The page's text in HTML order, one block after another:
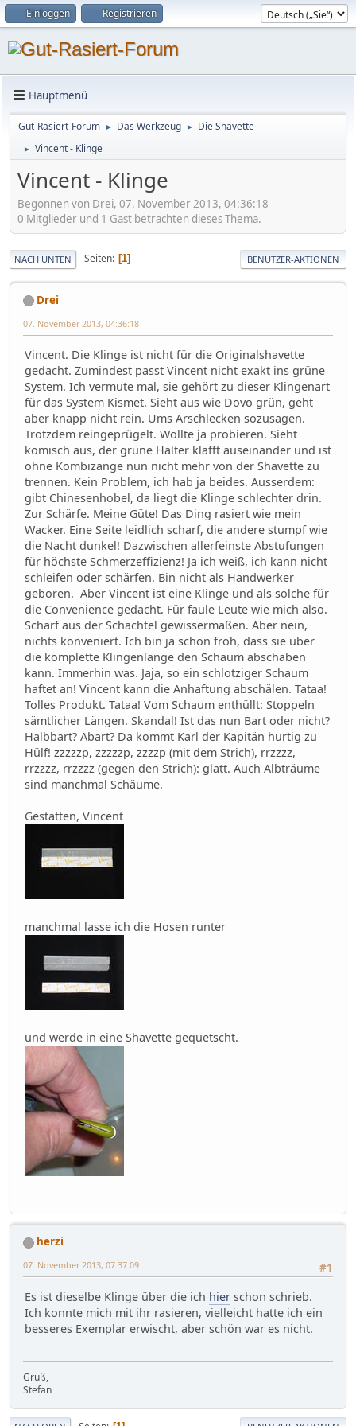
Einloggen Registrieren
Hauptmenü
Gut-Rasiert-Forum ► Das Werkzeug ► Die Shavette
► Vincent - Klinge
Vincent - Klinge
Begonnen von Drei, 07. November 2013, 04:36:18
0 Mitglieder und 1 Gast betrachten dieses Thema.
NACH UNTEN Seiten 1 BENUTZER-AKTIONEN
Drei
07. November 2013, 04:36:18
Vincent. Die Klinge ist nicht für die Originalshavette
gedacht. Zumindest passt Vincent nicht exakt ins grüne
System. Ich vermute mal, sie gehört zu dieser Klingenart
für das System Kismet. Sieht aus wie Dovo grün, geht
aber knapp nicht rein. Ums Arschlecken sozusagen.
Trotzdem reingeprügelt. Wollte ja probieren. Sieht
komisch aus, der grüne Halter klafft auseinander und ist
ohne Kombizange nun nicht mehr von der Shavette zu
trennen. Kein Problem, ich hab ja beides. Ausserdem:
gibt Chinesenhobel, da liegt die Klinge schlechter drin.
Zur Schärfe. Meine Güte! Das Ding rasiert wie mein
Wacker. Eine Seite leidlich scharf, die andere stumpf wie
die Nacht dunkel! Dazwischen allerfeinste Abstufungen
für höchste Schmerzeffizienz! Ja ich weiß, ich kann nicht
schleifen oder schärfen. Bin nicht als Handwerker
geboren. Aber Vincent ist eine Klinge und als solche für
die Convenience gedacht. Für faule Leute wie mich also.
Scharf aus der Schachtel gewissermaßen. Aber nein,
nichts konveniert. Ich bin ja schon froh, dass sie über
die komplette Klingenlänge den Schaum abschaben
kann. Immerhin was. Jaja, so ein schlotziger Schaum
haftet an! Vincent kann die Anhaftung abschälen. Tataa!
Tolles Produkt. Tataa! Vom Schaum enthüllt: Stoppeln
sämtlicher Längen. Skandal! Ist das nun Bart oder nicht?
Halbbart? Abart? Da kommt Karl der Kapitän hurtig zu
Hülf! zzzzzp, zzzzzp, zzzzp (mit dem Strich), rrzzzz,
rrzzzz, rrzzzz (gegen den Strich): glatt. Auch Albträume
sind manchmal Schäume.
Gestatten, Vincent
manchmal lasse ich die Hosen runter
und werde in eine Shavette gequetscht.
herzi
#1
07. November 2013, 07:37:09
Es ist dieselbe Klinge über die ich hier schon schrieb.
Ich konnte mich mit ihr rasieren, vielleicht hatte ich ein
besseres Exemplar erwischt, aber schön war es nicht.
Gruß,
Stefan